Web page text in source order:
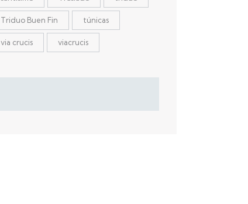
Triduo Buen Fin túnicas
via crucis viacrucis